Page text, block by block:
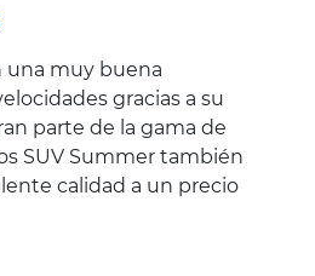
una muy buena
gracias a su
parte de la gama de
SUV Summer también
calidad a un precio